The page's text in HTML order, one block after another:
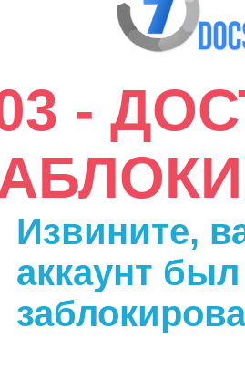
-
Извините,
аккаунт был